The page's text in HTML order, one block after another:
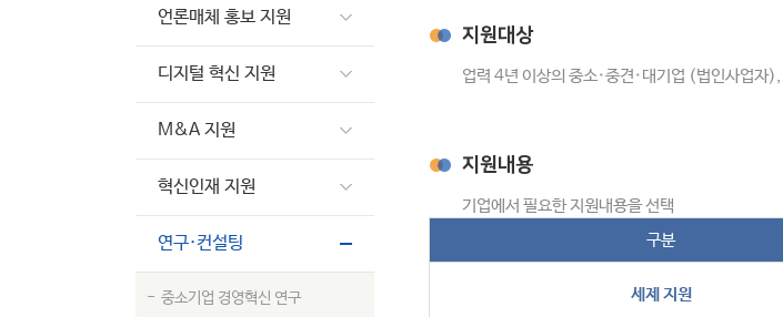
언론매체 홍보 지원
디지털 혁신 지원
M&A 지원
혁신인재 지원
연구·컨설팅
중소기업 경영혁신 연구
지원대상
업력 4년 이상의 중소·중견·대기업 (법인사업자),
지원내용
기업에서 필요한 지원내용을 선택
구분
세제 지원